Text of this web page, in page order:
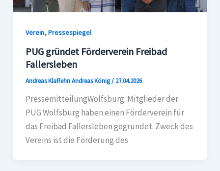
Verein,Pressespiegel
PUG gründet Förderverein Freibad
Fallersleben
Andreas Klaffehn Andreas König/ 27.04.2026
PressemitteilungWolfsburg. Mitglieder der
PUG Wolfsburg haben einen Förderverein für
das Freibad Fallersleben gegründet. Zweck des
Vereins ist die Förderung des